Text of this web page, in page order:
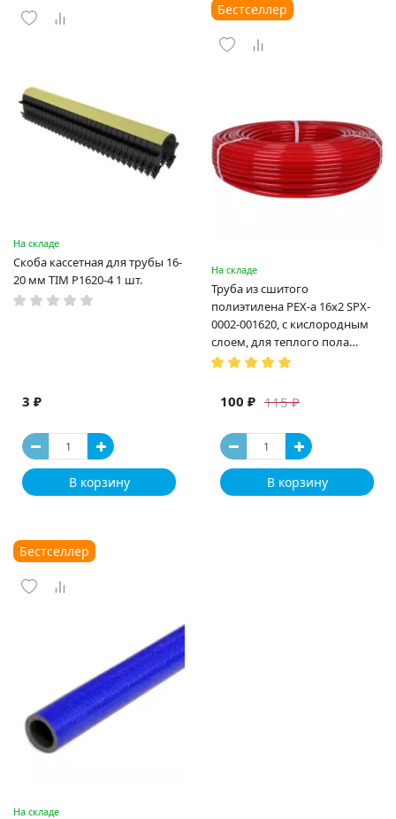
На складе
Скоба кассетная для трубы 16-
20 мм TIM P1620-4 1 шт.
3 ₽
В корзину
Бестселлер
На складе
Труба из сшитого
полиэтилена PEX-a 16х2 SPX-
0002-001620, с кислородным
слоем, для теплого пола
(Испания)
115 ₽
100 ₽
В корзину
Бестселлер
На складе